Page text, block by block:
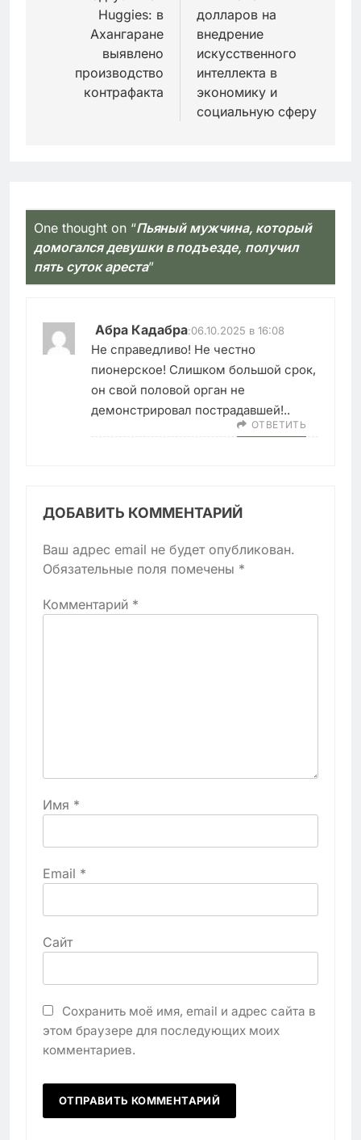
Huggies: в
Ахангаране
выявлено
производство
контрафакта
долларов на
внедрение
искусственного
интеллекта в
экономику и
социальную сферу
One thought on “Пьяный мужчина, который
домогался девушки в подъезде, получил
пять суток ареста”
Абра Кадабра:06.10.2025 в 16:08
Не справедливо! Не честно
пионерское! Слишком большой срок,
он свой половой орган не
демонстрировал пострадавшей!..
ОТВЕТИТЬ
ДОБАВИТЬ КОММЕНТАРИЙ
Ваш адрес email не будет опубликован.
Обязательные поля помечены *
Комментарий *
Имя *
Email *
Сайт
Сохранить моё имя, email и адрес сайта в
этом браузере для последующих моих
комментариев.